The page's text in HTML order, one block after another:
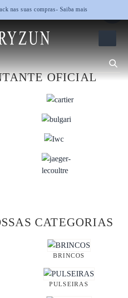
seu dispor- Saiba mais
seu dispor- Saiba mais
OFICIAL
CATEGORIAS
BRINCOS
PULSEIRAS